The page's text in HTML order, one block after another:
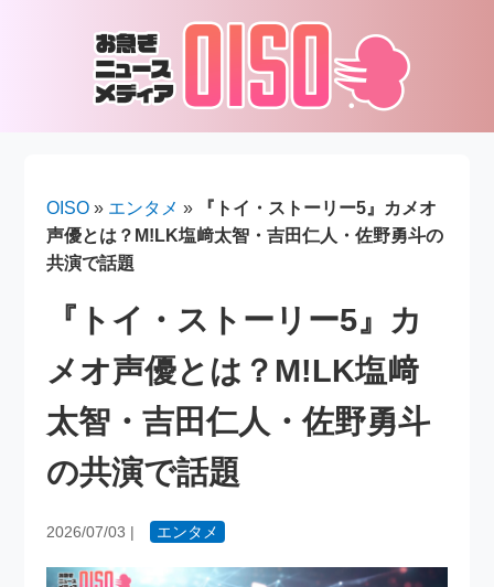
OISO » エンタメ »
『トイ・ストーリー5』カメオ
声優とは？M!LK塩﨑太智・吉田仁人・佐野勇斗の
共演で話題
『トイ・ストーリー5』カ
メオ声優とは？M!LK塩﨑
太智・吉田仁人・佐野勇斗
の共演で話題
2026/07/03 | エンタメ